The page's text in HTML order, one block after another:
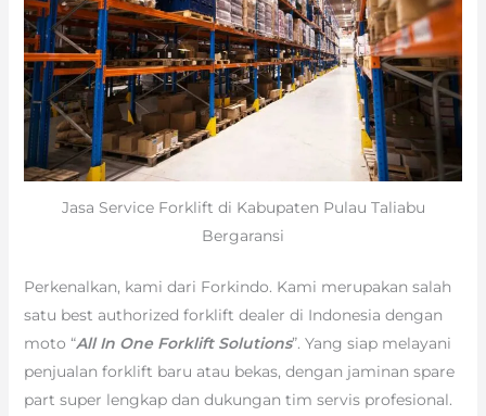
Jasa Service Forklift di Kabupaten Pulau Taliabu
Bergaransi
Perkenalkan, kami dari Forkindo. Kami merupakan salah
satu best authorized forklift dealer di Indonesia dengan
moto “All In One Forklift Solutions”. Yang siap melayani
penjualan forklift baru atau bekas, dengan jaminan spare
part super lengkap dan dukungan tim servis profesional.